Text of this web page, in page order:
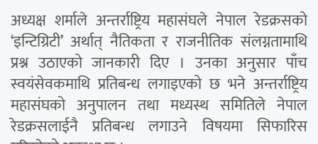
अध्यक्ष शर्माले अन्तर्राष्ट्रिय महासंघले नेपाल रेडक्रसको
‘इन्टिग्रिटी’ अर्थात् नैतिकता र राजनीतिक संलग्नतामाथि
प्रश्न उठाएको जानकारी दिए । उनका अनुसार पाँच
स्वयंसेवकमाथि प्रतिबन्ध लगाइएको छ भने अन्तर्राष्ट्रिय
महासंघको अनुपालन तथा मध्यस्थ समितिले नेपाल
रेडक्रसलाईनै प्रतिबन्ध लगाउने विषयमा सिफारिस